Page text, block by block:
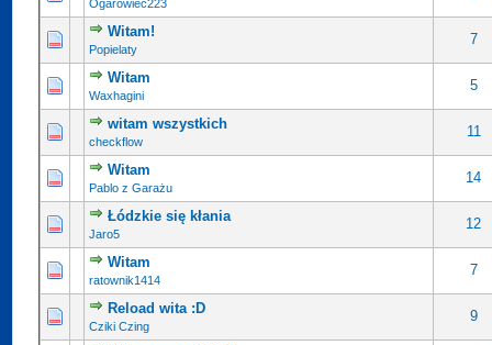
Ogarowiec223
Witam!
Popielaty
7
Witam
Waxhagini
5
witam wszystkich
checkflow
11
Witam
Pablo z Garażu
14
Łódzkie się kłania
Jaro5
12
Witam
ratownik1414
7
Reload wita :D
Cziki Czing
9